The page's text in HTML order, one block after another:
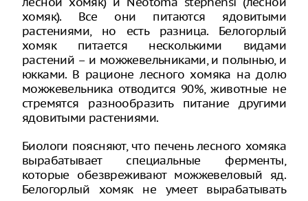
хомяк). Все они питаются ядовитыми
растениями, но есть разница. Белогорлый
хомяк питается несколькими видами
растений – и можжевельниками, и полынью, и
юкками. В рационе лесного хомяка на долю
можжевельника отводится 90%, животные не
стремятся разнообразить питание другими
ядовитыми растениями.
Биологи поясняют, что печень лесного хомяка
вырабатывает специальные ферменты,
которые обезвреживают можжевеловый яд.
Белогорлый хомяк не умеет вырабатывать